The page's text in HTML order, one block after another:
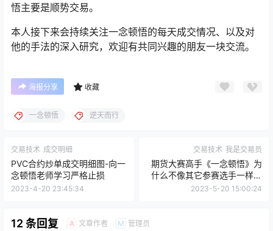
悟主要是顺势交易。
本人接下来会持续关注一念顿悟的每天成交情况、以及对
他的手法的深入研究，欢迎有共同兴趣的朋友一块交流。
海报分享 收藏
一念顿悟 逆天而行
交易技术 成交明细
PVC合约炒单成交明细图-向一
念顿悟老师学习严格止损
2023-4-20 23:45:34
交易技术 我是交易员
期货大赛高手《一念顿悟》为
什么不像其它参赛选手一样空
纯碱？
2023-5-20 15:00:24
12 条回复 A 文章作者 M 管理员